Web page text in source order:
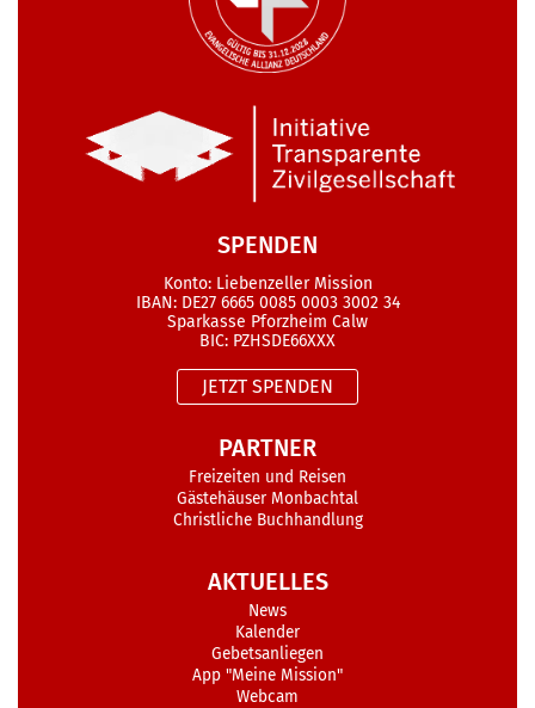
SPENDEN
Konto: Liebenzeller Mission
IBAN: DE27 6665 0085 0003 3002 34
Sparkasse Pforzheim Calw
BIC: PZHSDE66XXX
JETZT SPENDEN
PARTNER
Freizeiten und Reisen
Gästehäuser Monbachtal
Christliche Buchhandlung
AKTUELLES
News
Kalender
Gebetsanliegen
App "Meine Mission"
Webcam